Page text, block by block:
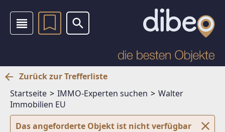
Zurück zur Trefferliste
Startseite
IMMO-Experten suchen
Walter
Immobilien EU
Das angeforderte Objekt ist nicht verfügbar